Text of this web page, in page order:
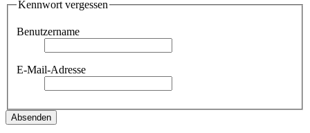
Kennwort vergessen
Benutzername
E-Mail-Adresse